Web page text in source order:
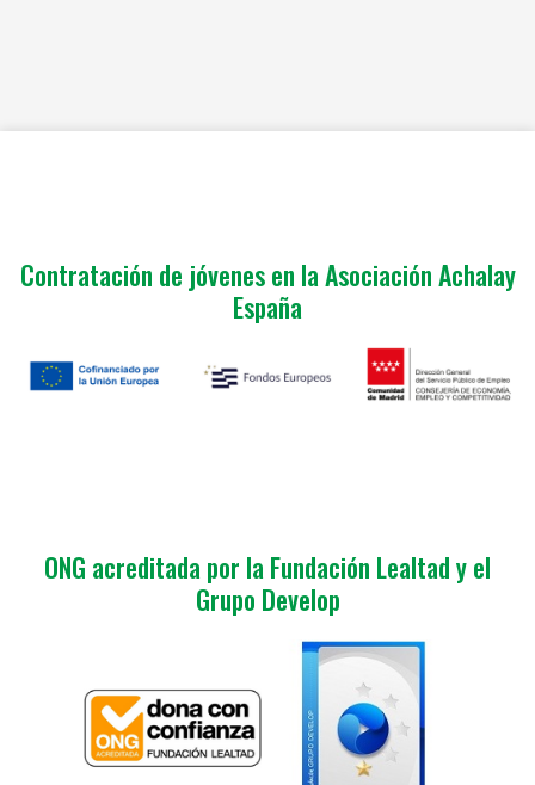
Contratación de jóvenes en la Asociación Achalay
España
ONG acreditada por la Fundación Lealtad y el
Grupo Develop